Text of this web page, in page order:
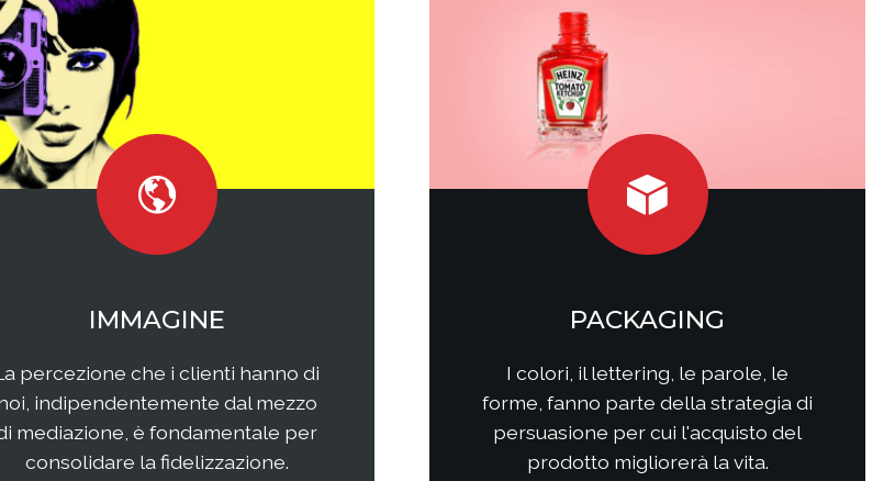
WEB MARKETING
Il web continua ad essere una
frontiera non facilmente
raggiungibile perchè considerata
semplice ed immediata. Avere
SOCIAL MEDIA
Come questi nuovi media
interagiscono con i consumatori?
Come interagire con clienti/utenti